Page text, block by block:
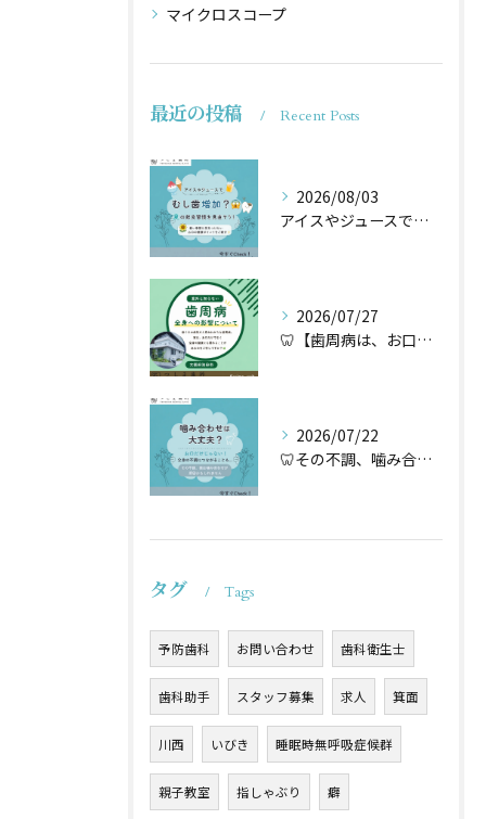
マイクロスコープ
最近の投稿 Recent Posts
2026/08/03
アイスやジュースでむし歯増加？🦷
2026/07/27
🦷【歯周病は、お口だけの病気ではないかもしれません】🌿
2026/07/22
🦷その不調、噛み合わせが原因かもしれません🦷
タグ Tags
予防歯科 お問い合わせ 歯科衛生士
歯科助手 スタッフ募集 求人 箕面
川西 いびき 睡眠時無呼吸症候群
親子教室 指しゃぶり 癖